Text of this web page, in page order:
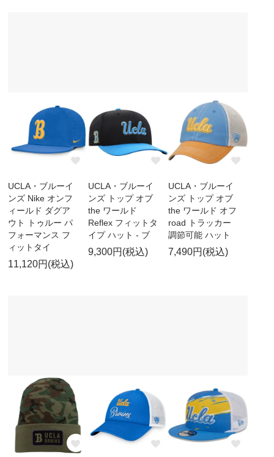
UCLA・ブルーイ
ンズ Nike オンフ
ィールド ダグア
ウト トゥルー パ
フォーマンス フ
ィットタイ
11,120円(税込)
UCLA・ブルーイ
ンズ トップ オブ
the ワールド
Reflex フィットタ
イプ ハット - ブ
9,300円(税込)
UCLA・ブルーイ
ンズ トップ オブ
the ワールド オフ
road トラッカー
調節可能 ハット
7,490円(税込)